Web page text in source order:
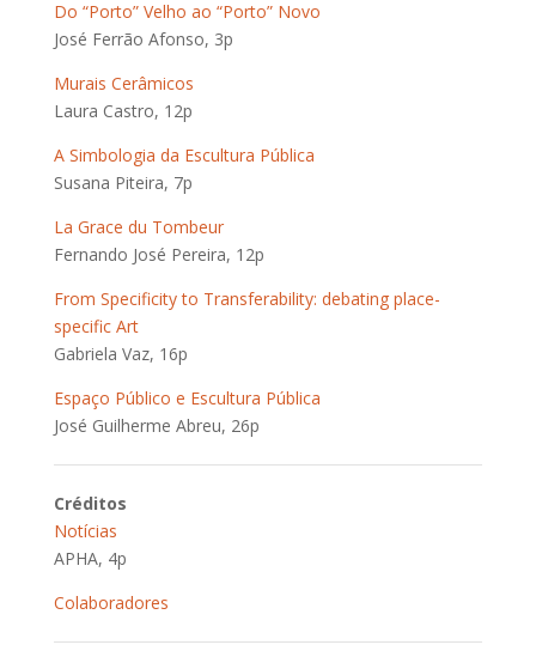
Do “Porto” Velho ao “Porto” Novo
José Ferrão Afonso, 3p
Murais Cerâmicos
Laura Castro, 12p
A Simbologia da Escultura Pública
Susana Piteira, 7p
La Grace du Tombeur
Fernando José Pereira, 12p
From Specificity to Transferability: debating place-
specific Art
Gabriela Vaz, 16p
Espaço Público e Escultura Pública
José Guilherme Abreu, 26p
Créditos
Notícias
APHA, 4p
Colaboradores